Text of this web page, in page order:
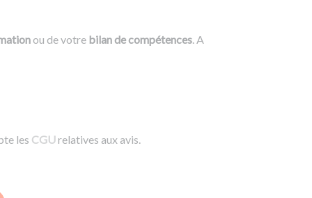
ou de votre bilan de compétences. A
les CGUrelatives aux avis.